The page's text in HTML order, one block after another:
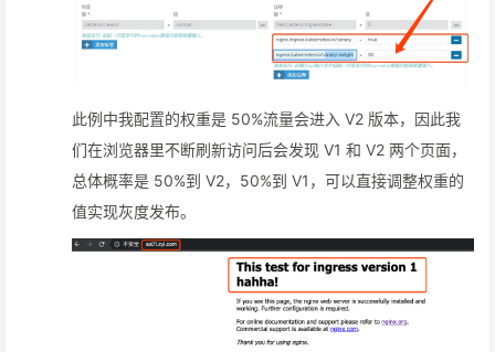
此例中我配置的权重是 50%流量会进入 V2 版本，因此我
们在浏览器里不断刷新访问后会发现 V1 和 V2 两个页面，
总体概率是 50%到 V2，50%到 V1，可以直接调整权重的
值实现灰度发布。